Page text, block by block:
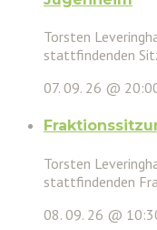
Torsten
stattfindenden
07. 09. 26 @
Torsten
stattfindenden
08. 09. 26 @